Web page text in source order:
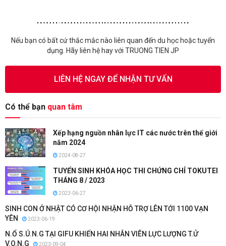
Nếu bạn có bất cứ thắc mắc nào liên quan đến du học hoặc tuyển
dụng. Hãy liên hệ hay với TRUONG TIEN JP
LIÊN HỆ NGAY ĐỂ NHẬN TƯ VẤN
Có thể bạn quan tâm
Xếp hạng nguồn nhân lực IT các nước trên thế giới
năm 2024
2024-08-27
TUYỂN SINH KHÓA HỌC THI CHỨNG CHỈ TOKUTEI
THÁNG 8 / 2023
2023-06-27
SINH CON Ở NHẬT CÓ CƠ HỘI NHẬN HỖ TRỢ LÊN TỚI 1100 VẠN
YÊN
2023-06-19
N.Ổ S.Ú.N.G TẠI GIFU KHIẾN HAI NHÂN VIÊN LỰC LƯỢNG T.Ử
V.O.N.G
2023-09-04